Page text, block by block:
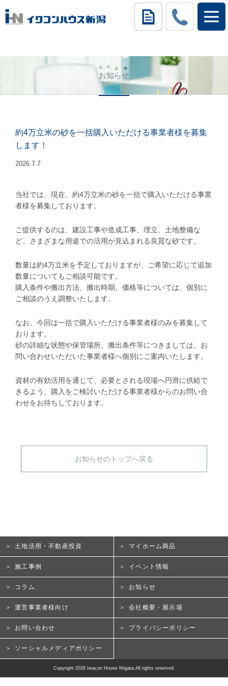
お知らせ
約4万立米の砂を一括購入いただける事業者様を募集
します！
2026.7.7
当社では、現在、約4万立米の砂を一括で購入いただける事業
者様を募集しております。
ご提供するのは、建設工事や造成工事、埋立、土地整備な
ど、さまざまな用途での活用が見込まれる良質な砂です。
数量は約4万立米を予定しておりますが、ご希望に応じて追加
数量についてもご相談可能です。
購入条件や搬出方法、搬出時期、価格等については、個別に
ご相談のうえ調整いたします。
なお、今回は一括で購入いただける事業者様のみを募集して
おります。
砂の詳細な状態や保管場所、搬出条件等につきましては、お
問い合わせいただいた事業者様へ個別にご案内いたします。
資材の有効活用を通じて、必要とされる現場へ円滑に供給で
きるよう、購入をご検討いただける事業者様からのお問い合
わせをお待ちしております。
お知らせのトップへ戻る
土地活用・不動産投資 マイホーム商品
施工事例 イベント情報
コラム お知らせ
運営事業者様向け 会社概要・展示場
お問い合わせ プライバシーポリシー
ソーシャルメディアポリシー
Copyright 2026 Iwacon House Niigata.All rights reserved.